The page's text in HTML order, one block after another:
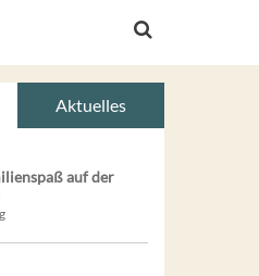
Aktuelles
auf der